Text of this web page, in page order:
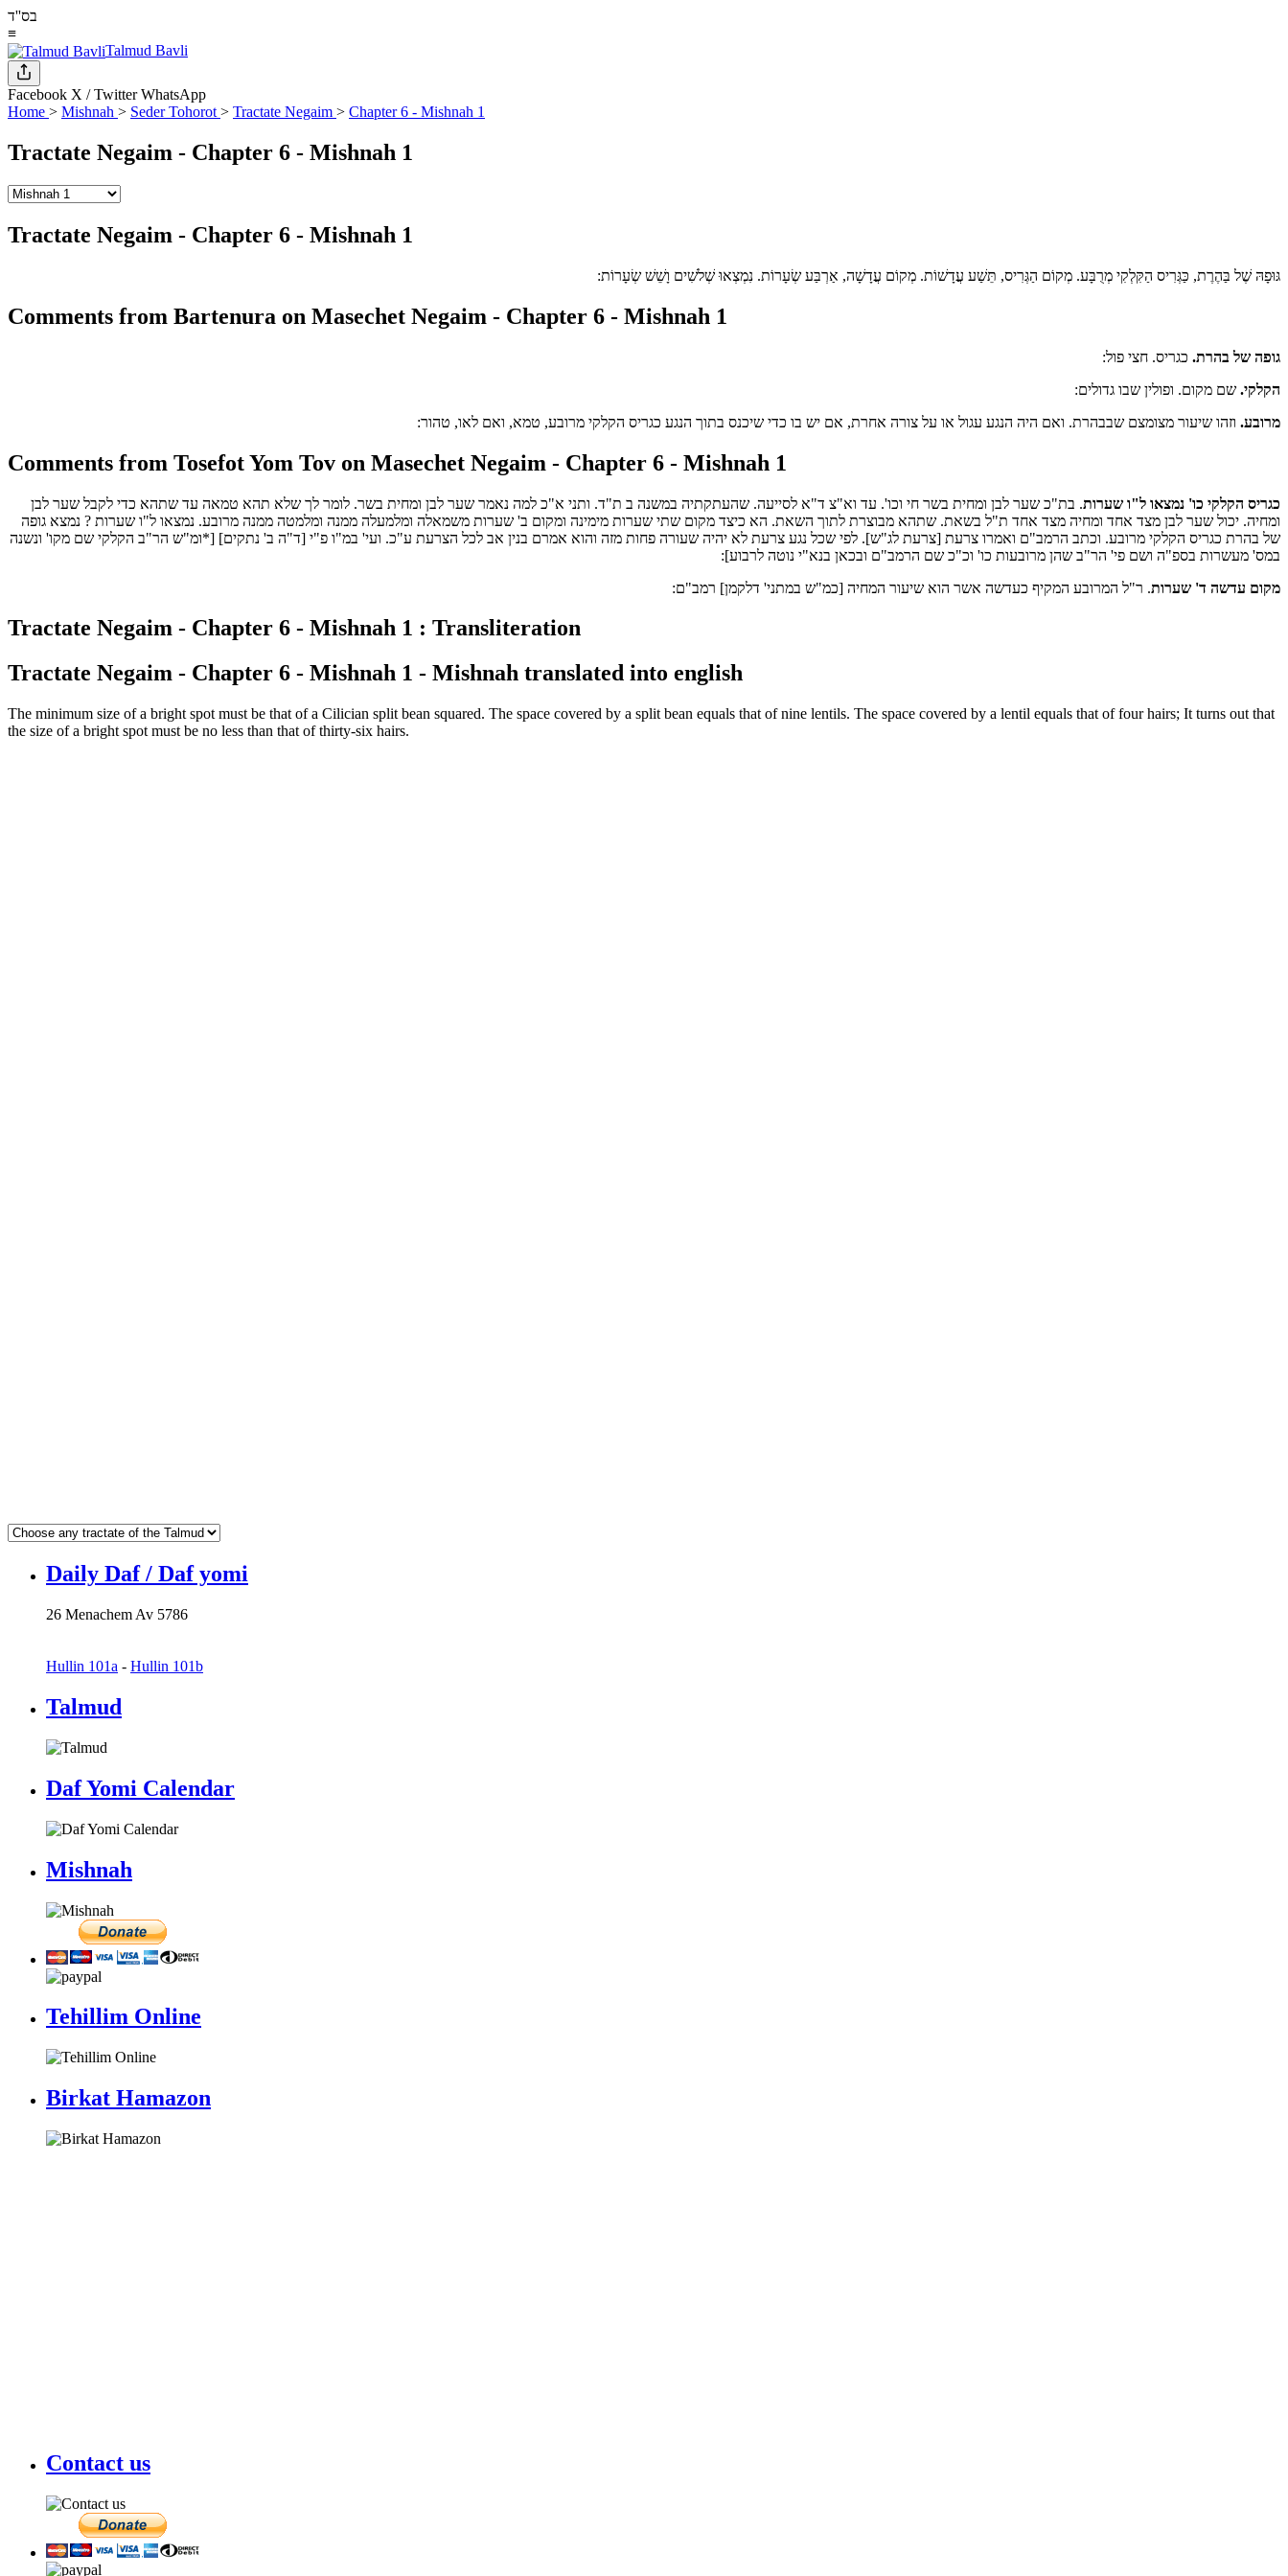
בס''ד
≡
Talmud Bavli
Facebook X / TwitterWhatsApp
Home > Mishnah > Seder Tohorot > Tractate Negaim > Chapter 6 - Mishnah 1
Tractate Negaim - Chapter 6 - Mishnah 1
Tractate Negaim - Chapter 6 - Mishnah 1
גּוּפָהּ שֶׁל בַּהֶרֶת, כַּגְּרִיס הַקִּלְקִי מְרֻבָּע. מְקוֹם הַגְּרִיס, תֵּשַׁע עֲדָשׁוֹת. מְקוֹם עֲדָשָׁה, אַרְבַּע שְׂעָרוֹת. נִמְצְאוּ שְׁלשִׁים וָשֵׁשׁ שְׂעָרוֹת:
Comments from Bartenura on Masechet Negaim - Chapter 6 - Mishnah 1
גופה של בהרת. כגריס. חצי פול:
הקלקי. שם מקום. ופולין שבו גדולים:
מרובע. וזהו שיעור מצומצם שבבהרת. ואם היה הנגע עגול או על צורה אחרת, אם יש בו כדי שיכנס בתוך הנגע כגריס הקלקי מרובע, טמא, ואם לאו, טהור:
Comments from Tosefot Yom Tov on Masechet Negaim - Chapter 6 - Mishnah 1
כגריס הקלקי כו' נמצאו ל"ו שערות. בת"כ שער לבן ומחית בשר חי וכו'. עד וא"צ ד"א לסייעה. שהעתקתיה במשנה ב ת"ד. ותני א"כ למה נאמר שער לבן ומחית בשר. לומר לך שלא תהא טמאה עד שתהא כדי לקבל שער לבן
ומחיה. יכול שער לבן מצד אחד ומחיה מצד אחד ת"ל בשאת. שתהא מבוצרת לתוך השאת. הא כיצד מקום שתי שערות מימינה ומקום ב' שערות משמאלה ומלמעלה ממנה ומלמטה ממנה מרובע. נמצאו ל"ו שערות ? נמצא גופה
של בהרת כגריס הקלקי מרובע. וכתב הרמב"ם ואמרו צרעת [צרעת לג"ש]. לפי שכל נגע צרעת לא יהיה שעורה פחות מזה והוא אמרם בנין אב לכל הצרעת ע"כ. ועי' במ"ו פ"י [ד"ה ב' נתקים] [*ומ"ש הר"ב הקלקי שם מקו' ונשנה
במס' מעשרות בספ"ה ושם פי' הר"ב שהן מרובעות כו' וכ"כ שם הרמב"ם ובכאן בנא"י נוטה לרבוע]:
מקום עדשה ד' שערות. ר"ל המרובע המקיף כעדשה אשר הוא שיעור המחיה [כמ"ש במתני' דלקמן] רמב"ם:
Tractate Negaim - Chapter 6 - Mishnah 1 : Transliteration
Tractate Negaim - Chapter 6 - Mishnah 1 - Mishnah translated into english
The minimum size of a bright spot must be that of a Cilician split bean squared. The space covered by a split bean equals that of nine lentils. The space covered by a lentil equals that of four hairs; It turns out that
the size of a bright spot must be no less than that of thirty-six hairs.
Daily Daf / Daf yomi
26 Menachem Av 5786
Hullin 101a - Hullin 101b
Talmud
Daf Yomi Calendar
Mishnah
Tehillim Online
Birkat Hamazon
Contact us